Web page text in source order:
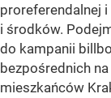
proreferendalnej i
i środków.
do kampanii
bezpośrednich
mieszkańców